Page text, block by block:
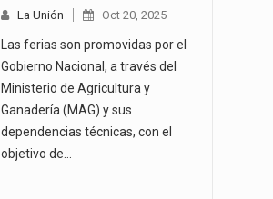
La Unión Oct 20, 2025
Las ferias son promovidas por el
Gobierno Nacional, a través del
Ministerio de Agricultura y
Ganadería (MAG) y sus
dependencias técnicas, con el
objetivo de…